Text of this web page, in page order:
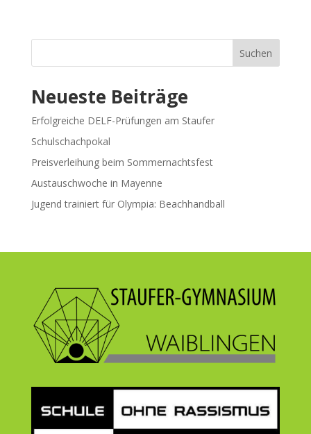
Suchen
Neueste Beiträge
Erfolgreiche DELF-Prüfungen am Staufer
Schulschachpokal
Preisverleihung beim Sommernachtsfest
Austauschwoche in Mayenne
Jugend trainiert für Olympia: Beachhandball